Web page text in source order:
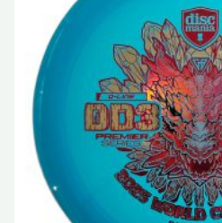
meerdere
variaties.
Deze
optie
kan
gekozen
worden